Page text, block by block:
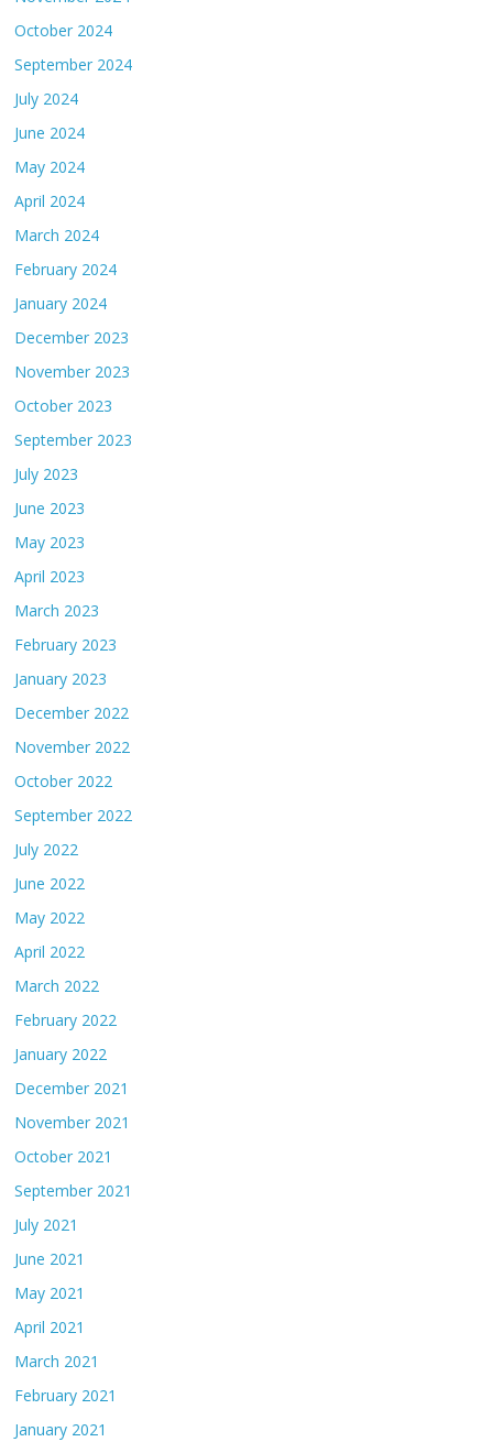
October 2024
September 2024
July 2024
June 2024
May 2024
April 2024
March 2024
February 2024
January 2024
December 2023
November 2023
October 2023
September 2023
July 2023
June 2023
May 2023
April 2023
March 2023
February 2023
January 2023
December 2022
November 2022
October 2022
September 2022
July 2022
June 2022
May 2022
April 2022
March 2022
February 2022
January 2022
December 2021
November 2021
October 2021
September 2021
July 2021
June 2021
May 2021
April 2021
March 2021
February 2021
January 2021